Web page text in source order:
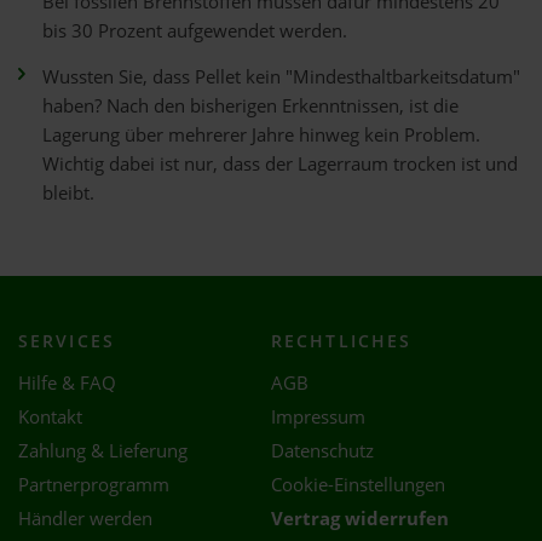
bis 30 Prozent aufgewendet werden.
Wussten Sie, dass Pellet kein "Mindesthaltbarkeitsdatum"
haben? Nach den bisherigen Erkenntnissen, ist die
Lagerung über mehrerer Jahre hinweg kein Problem.
Wichtig dabei ist nur, dass der Lagerraum trocken ist und
bleibt.
SERVICES
Hilfe & FAQ
Kontakt
Zahlung & Lieferung
Partnerprogramm
Händler werden
RECHTLICHES
AGB
Impressum
Datenschutz
Cookie-Einstellungen
Vertrag widerrufen